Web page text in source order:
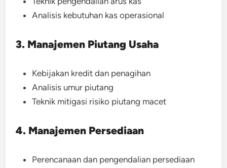
Analisis kebutuhan kas operasional
3. Manajemen Piutang Usaha
Kebijakan kredit dan penagihan
Analisis umur piutang
Teknik mitigasi risiko piutang macet
4. Manajemen Persediaan
Perencanaan dan pengendalian persediaan